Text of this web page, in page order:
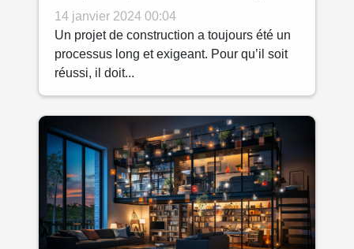
pour un projet de
construction ?
14 janvier 2024 00:04
Un projet de construction a toujours été un
processus long et exigeant. Pour qu’il soit
réussi, il doit...